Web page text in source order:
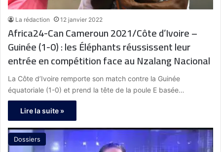
La rédaction 12 janvier 2022
Africa24-Can Cameroun 2021/Côte d’Ivoire –
Guinée (1-0) : les Éléphants réussissent leur
entrée en compétition face au Nzalang Nacional
La Côte d’Ivoire remporte son match contre la Guinée
équatoriale (1-0) et prend la tête de la poule E basée…
Lire la suite »
Dossiers